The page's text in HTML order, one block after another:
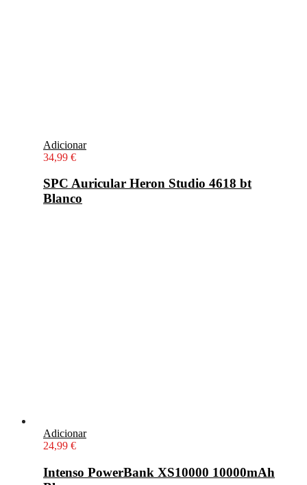
Adicionar
34,99 €
SPC Auricular Heron Studio 4618 bt
Blanco
Adicionar
24,99 €
Intenso PowerBank XS10000 10000mAh